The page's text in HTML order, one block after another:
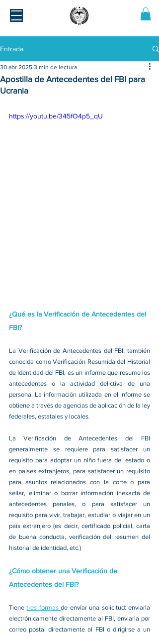
Entrada
Apostilla de Antecedentes del FBI para
Ucrania
30 abr 2025 3 min de lectura
https://youtu.be/345fO4p5_qU
¿Qué es la Verificación de Antecedentes del
FBI?
La Verificación de Antecedentes del FBI, también
conocida como Verificación Resumida del Historial
de Identidad del FBI, es un informe que resume los
antecedentes o la actividad delictiva de una
persona. La información utilizada en el informe se
obtiene a través de agencias de aplicación de la ley
federales, estatales y locales.
La Verificación de Antecedentes del FBI
generalmente se requiere para satisfacer un
requisito para adoptar un niño fuera del estado o
en países extranjeros, para satisfacer un requisito
para asuntos relacionados con la corte o para
sellar, eliminar o borrar información inexacta de
antecedentes penales, o para satisfacer un
requisito para vivir, trabajar, estudiar o viajar en un
país extranjero (es decir, certificado policial, carta
de buena conducta, verificación del resumen del
historial de identidad, etc.)
¿Cómo obtener una Verificación de
Antecedentes del FBI?
Tiene tres formas de enviar una solicitud: enviarla
electrónicamente directamente al FBI, enviarla por
correo postal directamente al FBI o dirigirse a un